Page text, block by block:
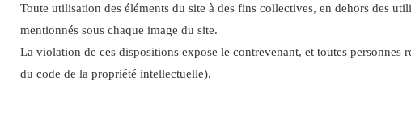
Toute utilisation des éléments du site à des fins collectives, en dehors des
mentionnés sous chaque image du site.
La violation de ces dispositions expose le contrevenant, et toutes
du code de la propriété intellectuelle).